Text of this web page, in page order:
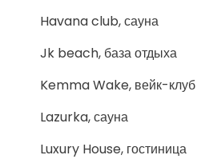
Havana club, сауна
Jk beach, база отдыха
Kemma Wake, вейк-клуб
Lazurka, сауна
Luxury House, гостиница